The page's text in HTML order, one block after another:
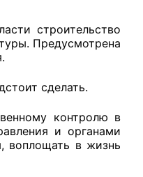
строительство
Предусмотрена
сделать.
контролю в
и органами
воплощать в жизнь